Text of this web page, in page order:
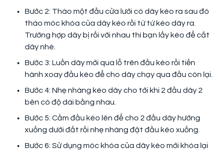
Bước 2: Tháo một đầu cửa lưới có dây kéo ra sau đó
tháo móc khóa của dây kéo rồi từ từ kéo dây ra.
Trường hợp dây bị rối với nhau thì bạn lấy kéo để cắt
dây nhé.
Bước 3: Luồn dây mới qua lỗ trên đầu kéo rồi tiến
hành xoay đầu kéo để cho dây chạy qua đầu còn lại.
Bước 4: Nhẹ nhàng kéo dây cho tới khi 2 đầu dây 2
bên có độ dài bằng nhau.
Bước 5: Cầm đầu kéo lên để cho 2 đầu dây hướng
xuống dưới đất rồi nhẹ nhàng đặt đầu kéo xuống.
Bước 6: Sử dụng móc khóa của dây kéo mới khóa lại